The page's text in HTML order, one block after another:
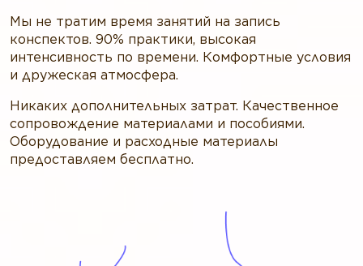
Мы не тратим время занятий на запись
конспектов. 90% практики, высокая
интенсивность по времени. Комфортные условия
и дружеская атмосфера.
Никаких дополнительных затрат. Качественное
сопровождение материалами и пособиями.
Оборудование и расходные материалы
предоставляем бесплатно.